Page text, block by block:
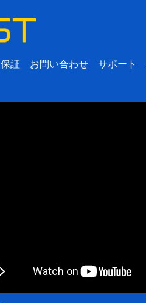
保証 お問い合わせ サポート